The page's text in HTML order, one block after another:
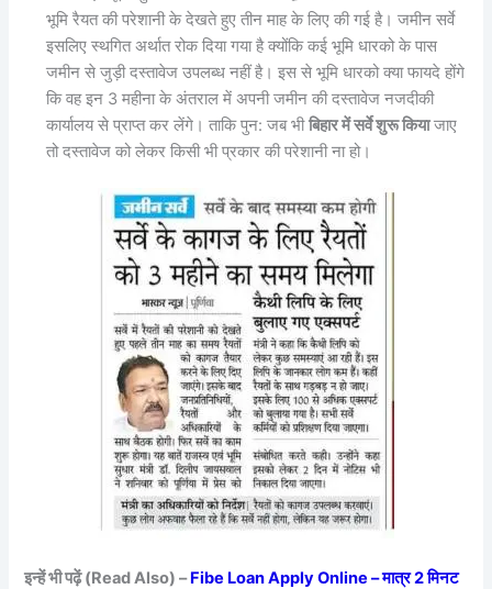
भूमि रैयत की परेशानी के देखते हुए तीन माह के लिए की गई है। जमीन सर्वे
इसलिए स्थगित अर्थात रोक दिया गया है क्योंकि कई भूमि धारको के पास
जमीन से जुड़ी दस्तावेज उपलब्ध नहीं है। इस से भूमि धारको क्या फायदे होंगे
कि वह इन 3 महीना के अंतराल में अपनी जमीन की दस्तावेज नजदीकी
कार्यालय से प्राप्त कर लेंगे। ताकि पुन: जब भीबिहार में सर्वे शुरू कियाजाए
तो दस्तावेज को लेकर किसी भी प्रकार की परेशानी ना हो।
इन्हें भी पढ़ें (Read Also) –Fibe Loan Apply Online – मात्र 2 मिनट